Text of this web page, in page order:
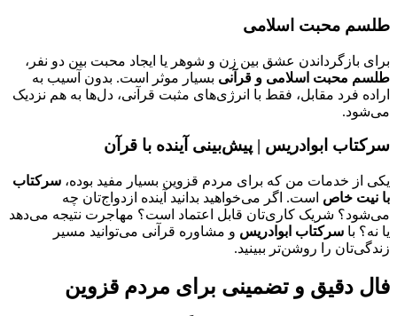
طلسم محبت اسلامی
برای بازگرداندن عشق بین زن و شوهر یا ایجاد محبت بین دو نفر،
طلسم محبت اسلامی و قرآنی بسیار موثر است. بدون آسیب به
اراده فرد مقابل، فقط با انرژی‌های مثبت قرآنی، دل‌ها به هم نزدیک
می‌شود.
سرکتاب ابوادریس | پیش‌بینی آینده با قرآن
یکی از خدمات من که برای مردم قزوین بسیار مفید بوده، سرکتاب
با نیت خاص است. اگر می‌خواهید بدانید آینده‌ ازدواج‌تان چه
می‌شود؟ شریک کاری‌تان قابل اعتماد است؟ مهاجرت نتیجه می‌دهد
یا نه؟ با سرکتاب ابوادریس و مشاوره قرآنی می‌توانید مسیر
زندگی‌تان را روشن‌تر ببینید.
فال دقیق و تضمینی برای مردم قزوین